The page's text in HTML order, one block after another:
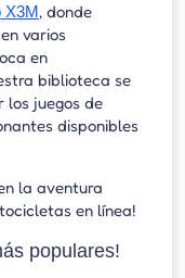
X3M, donde
varios
en
biblioteca se
juegos de
disponibles
la aventura
en línea!
populares!